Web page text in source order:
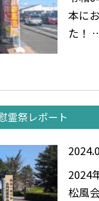
本に
た！
祭レポート
2024
松風